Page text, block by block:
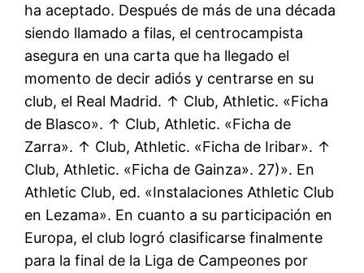
ha aceptado. Después de más de una década
siendo llamado a filas, el centrocampista
asegura en una carta que ha llegado el
momento de decir adiós y centrarse en su
club, el Real Madrid. ↑ Club, Athletic. «Ficha
de Blasco». ↑ Club, Athletic. «Ficha de
Zarra». ↑ Club, Athletic. «Ficha de Iribar». ↑
Club, Athletic. «Ficha de Gainza». 27)». En
Athletic Club, ed. «Instalaciones Athletic Club
en Lezama». En cuanto a su participación en
Europa, el club logró clasificarse finalmente
para la final de la Liga de Campeones por